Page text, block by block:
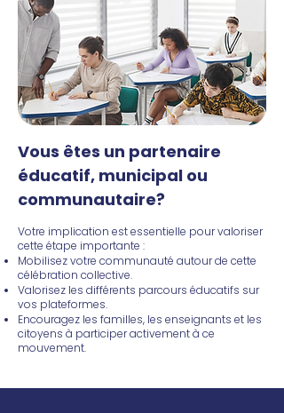
Vous êtes un partenaire
éducatif, municipal ou
communautaire?
Votre implication est essentielle pour valoriser
cette étape importante :
Mobilisez votre communauté autour de cette
célébration collective.
Valorisez les différents parcours éducatifs sur
vos plateformes.
Encouragez les familles, les enseignants et les
citoyens à participer activement à ce
mouvement.